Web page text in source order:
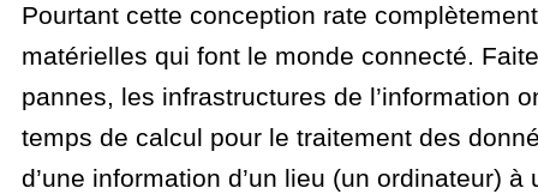
Pourtant cette conception rate
matérielles qui font le monde connecté.
pannes, les infrastructures de l’information
temps de calcul pour le traitement des
d’une information d’un lieu (un ordinateur)